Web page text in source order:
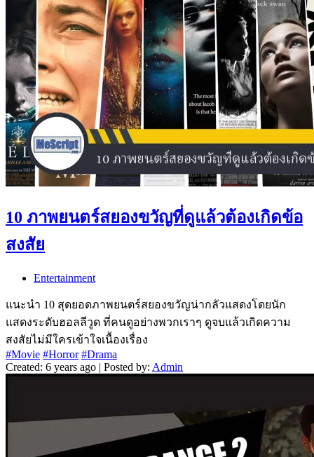
10 ภาพยนตร์สยองขวัญที่ดูแล้วต้องเกิดข้อ
สงสัย
Entertainment
แนะนำ 10 สุดยอดภาพยนตร์สยองขวัญน่ากลัวแสดงโดยนัก
แสดงระดับฮอลลีวูด ที่คนดูอย่างพวกเราๆ ดูจบแล้วเกิดความ
สงสัยไม่มีใครเข้าใจเนื้องเรื่อง
#Movie #Horror #Drama
Created: 6 years ago | Posted by: Admin